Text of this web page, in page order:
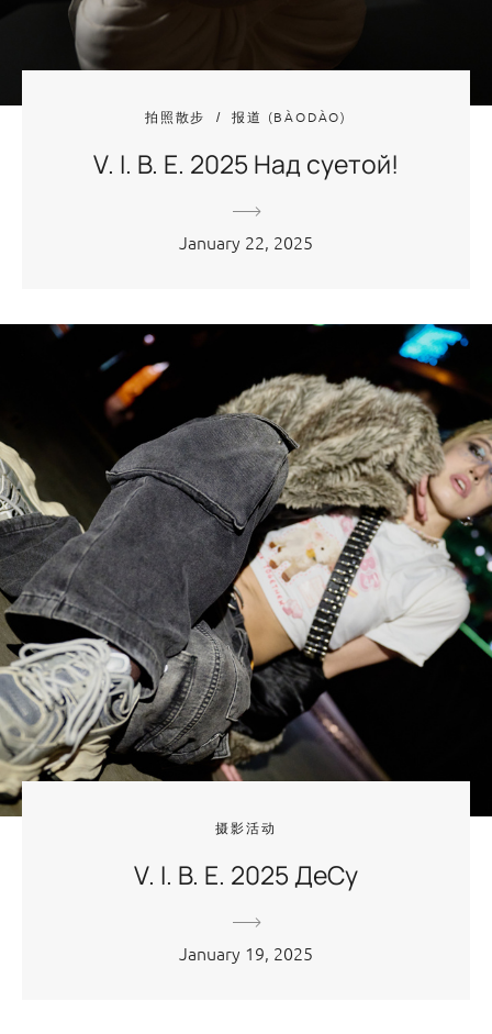
拍照散步 报道 (BÀODÀO)
V. I. B. E. 2025 Над суетой!
January 22, 2025
摄影活动
V. I. B. E. 2025 ДеСу
January 19, 2025